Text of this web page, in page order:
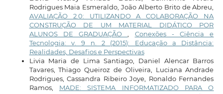
Rodrigues Maia Esmeraldo, João Alberto Brito de Abreu,
AVALIAÇÃO 2.0: UTILIZANDO A COLABORAÇÃO NA
CONSTRUÇÃO DE UM MATERIAL DIDÁTICO POR
ALUNOS DE GRADUAÇÃO
Conexões - Ciência e
Tecnologia: v. 9 n. 2 (2015): Educação a Distância:
Realidades, Desafios e Perspectivas
Livia Maria de Lima Santiago, Daniel Alencar Barros
Tavares, Thiago Queiroz de Oliveira, Luciana Andrade
Rodrigues, Cassandra Ribeiro Joye, Ronaldo Fernandes
Ramos, MADE: SISTEMA INFORMATIZADO PARA O